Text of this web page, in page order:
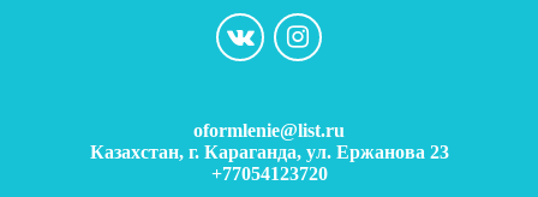
oformlenie@list.ru
Казахстан, г. Караганда, ул. Ержанова 23
+77054123720